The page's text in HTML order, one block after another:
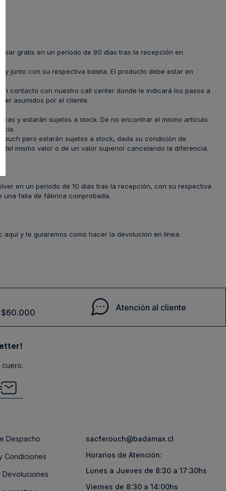
gratis en un período de 90 días tras la recepción en
junto con su respectiva boleta. El producto debe estar en
contacto con nuestro call center donde le indicará los pasos a
asumidos por el cliente.
y estarán sujetos a stock. De no encontrar el mismo artículo
pero estarán sujetos a stock, dada su condición de
mismo valor o de un valor superior cancelando la diferencia.
en un período de 10 días tras la recepción, con su respectiva
una falla de fábrica comprobada.
y te guiaremos como hacer la devolución en línea.
$60.000
Atención al cliente
Despacho
Condiciones
Devoluciones
sacferouch@badamax.cl
Horarios de Atención:
Lunes a Jueves de 8:30 a 17:30hs
Viernes de 8:30 a 14:00hs